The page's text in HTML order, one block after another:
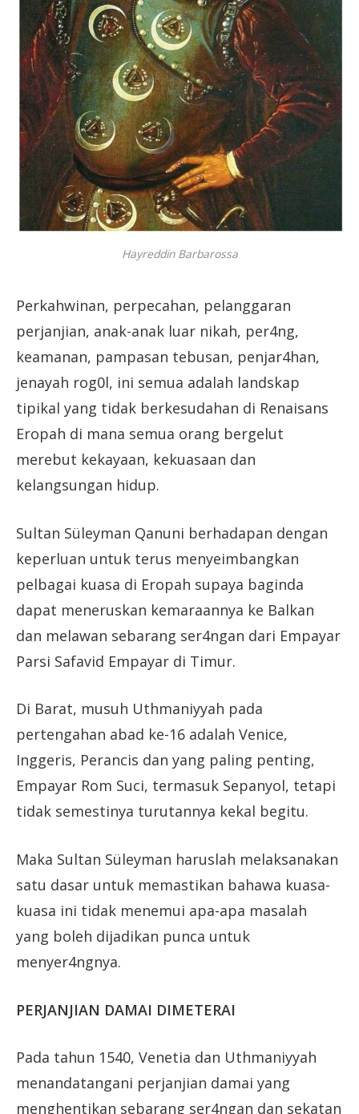
Hayreddin Barbarossa
Perkahwinan, perpecahan, pelanggaran
perjanjian, anak-anak luar nikah, per4ng,
keamanan, pampasan tebusan, penjar4han,
jenayah rog0l, ini semua adalah landskap
tipikal yang tidak berkesudahan di Renaisans
Eropah di mana semua orang bergelut
merebut kekayaan, kekuasaan dan
kelangsungan hidup.
Sultan Süleyman Qanuni berhadapan dengan
keperluan untuk terus menyeimbangkan
pelbagai kuasa di Eropah supaya baginda
dapat meneruskan kemaraannya ke Balkan
dan melawan sebarang ser4ngan dari Empayar
Parsi Safavid Empayar di Timur.
Di Barat, musuh Uthmaniyyah pada
pertengahan abad ke-16 adalah Venice,
Inggeris, Perancis dan yang paling penting,
Empayar Rom Suci, termasuk Sepanyol, tetapi
tidak semestinya turutannya kekal begitu.
Maka Sultan Süleyman haruslah melaksanakan
satu dasar untuk memastikan bahawa kuasa-
kuasa ini tidak menemui apa-apa masalah
yang boleh dijadikan punca untuk
menyer4ngnya.
PERJANJIAN DAMAI DIMETERAI
Pada tahun 1540, Venetia dan Uthmaniyyah
menandatangani perjanjian damai yang
menghentikan sebarang ser4ngan dan sekatan